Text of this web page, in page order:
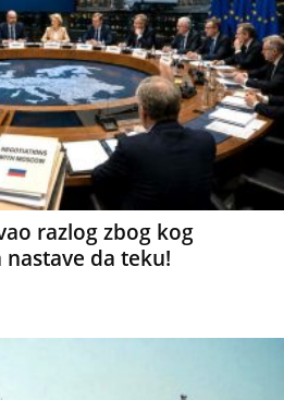
razlog zbog kog
da teku!